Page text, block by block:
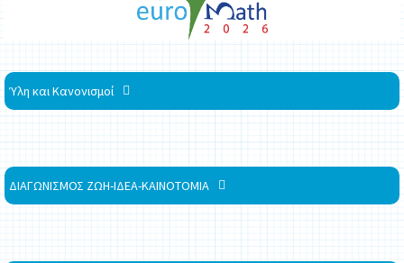
Ύλη και Κανονισμοί
ΔΙΑΓΩΝΙΣΜΟΣ ΖΩΗ-ΙΔΕΑ-ΚΑΙΝΟΤΟΜΙΑ